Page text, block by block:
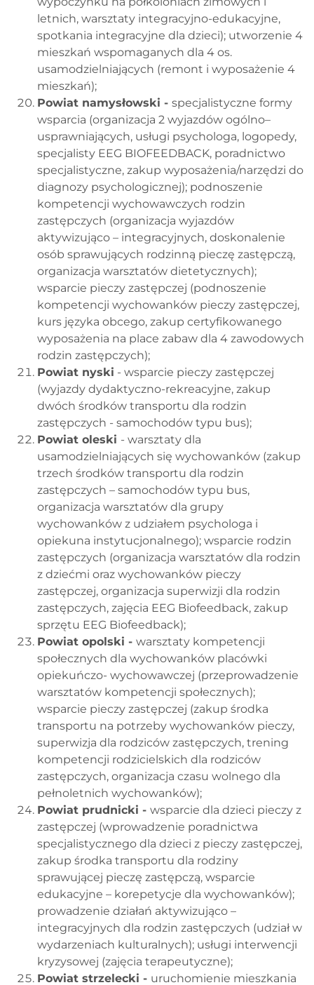
letnich, warsztaty integracyjno-edukacyjne,
spotkania integracyjne dla dzieci); utworzenie 4
mieszkań wspomaganych dla 4 os.
usamodzielniających (remont i wyposażenie 4
mieszkań);
Powiat namysłowski -specjalistyczne formy
wsparcia (organizacja 2 wyjazdów ogólno–
usprawniających, usługi psychologa, logopedy,
specjalisty EEG BIOFEEDBACK, poradnictwo
specjalistyczne, zakup wyposażenia/narzędzi do
diagnozy psychologicznej); podnoszenie
kompetencji wychowawczych rodzin
zastępczych (organizacja wyjazdów
aktywizująco – integracyjnych, doskonalenie
osób sprawujących rodzinną pieczę zastępczą,
organizacja warsztatów dietetycznych);
wsparcie pieczy zastępczej (podnoszenie
kompetencji wychowanków pieczy zastępczej,
kurs języka obcego, zakup certyfikowanego
wyposażenia na place zabaw dla 4 zawodowych
rodzin zastępczych);
Powiat nyski - wsparcie pieczy zastępczej
(wyjazdy dydaktyczno-rekreacyjne, zakup
dwóch środków transportu dla rodzin
zastępczych - samochodów typu bus);
Powiat oleski - warsztaty dla
usamodzielniających się wychowanków (zakup
trzech środków transportu dla rodzin
zastępczych – samochodów typu bus,
organizacja warsztatów dla grupy
wychowanków z udziałem psychologa i
opiekuna instytucjonalnego); wsparcie rodzin
zastępczych (organizacja warsztatów dla rodzin
z dziećmi oraz wychowanków pieczy
zastępczej, organizacja superwizji dla rodzin
zastępczych, zajęcia EEG Biofeedback, zakup
sprzętu EEG Biofeedback);
Powiat opolski -warsztaty kompetencji
społecznych dla wychowanków placówki
opiekuńczo- wychowawczej (przeprowadzenie
warsztatów kompetencji społecznych);
wsparcie pieczy zastępczej (zakup środka
transportu na potrzeby wychowanków pieczy,
superwizja dla rodziców zastępczych, trening
kompetencji rodzicielskich dla rodziców
zastępczych, organizacja czasu wolnego dla
pełnoletnich wychowanków);
Powiat prudnicki -wsparcie dla dzieci pieczy z
zastępczej (wprowadzenie poradnictwa
specjalistycznego dla dzieci z pieczy zastępczej,
zakup środka transportu dla rodziny
sprawującej pieczę zastępczą, wsparcie
edukacyjne – korepetycje dla wychowanków);
prowadzenie działań aktywizująco –
integracyjnych dla rodzin zastępczych (udział w
wydarzeniach kulturalnych); usługi interwencji
kryzysowej (zajęcia terapeutyczne);
Powiat strzelecki - uruchomienie mieszkania